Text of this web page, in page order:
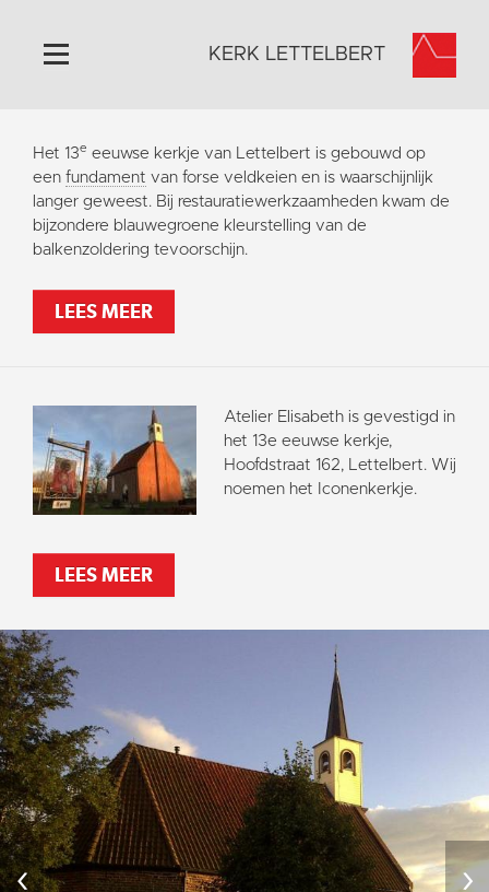
Home
Algemeen
Historie
Omgeving
Activiteiten
Steun ons
KERK LETTELBERT
Het 13e eeuwse kerkje van Lettelbert is gebouwd op
een fundament van forse veldkeien en is waarschijnlijk
langer geweest. Bij restauratiewerkzaamheden kwam de
bijzondere blauwegroene kleurstelling van de
balkenzoldering tevoorschijn.
LEES MEER
Atelier Elisabeth is gevestigd in
het 13e eeuwse kerkje,
Hoofdstraat 162, Lettelbert. Wij
noemen het Iconenkerkje.
LEES MEER
‹ ›